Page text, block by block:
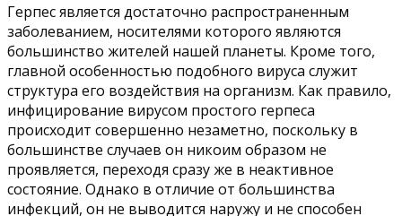
Герпес является достаточно распространенным
заболеванием, носителями которого являются
большинство жителей нашей планеты. Кроме того,
главной особенностью подобного вируса служит
структура его воздействия на организм. Как правило,
инфицирование вирусом простого герпеса
происходит совершенно незаметно, поскольку в
большинстве случаев он никоим образом не
проявляется, переходя сразу же в неактивное
состояние. Однако в отличие от большинства
инфекций, он не выводится наружу и не способен